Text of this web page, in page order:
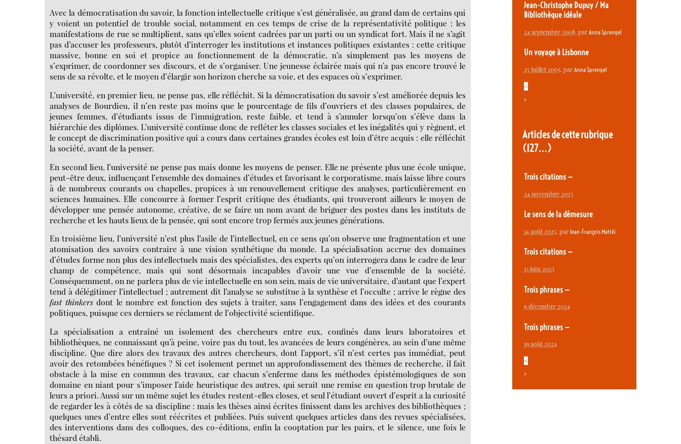
Avec la démocratisation du savoir, la fonction intellectuelle critique s’est généralisée, au grand dam de certains qui
y voient un potentiel de trouble social, notamment en ces temps de crise de la représentativité politique : les
manifestations de rue se multiplient, sans qu’elles soient cadrées par un parti ou un syndicat fort. Mais il ne s’agit
pas d’accuser les professeurs, plutôt d’interroger les institutions et instances politiques existantes : cette critique
massive, bonne en soi et propice au fonctionnement de la démocratie, n’a simplement pas les moyens de
s’exprimer, de coordonner ses discours, et de s’organiser. Une jeunesse éclairée mais qui n’a pas encore trouvé le
sens de sa révolte, et le moyen d’élargir son horizon cherche sa voie, et des espaces où s’exprimer.
L’université, en premier lieu, ne pense pas, elle réfléchit. Si la démocratisation du savoir s’est améliorée depuis les
analyses de Bourdieu, il n’en reste pas moins que le pourcentage de fils d’ouvriers et des classes populaires, de
jeunes femmes, d’étudiants issus de l’immigration, reste faible, et tend à s’annuler lorsqu’on s’élève dans la
hiérarchie des diplômes. L’université continue donc de refléter les classes sociales et les inégalités qui y règnent, et
le concept de discrimination positive qui a cours dans certaines grandes écoles est loin d’être acquis : elle réfléchit
la société, avant de la penser.
En second lieu, l’université ne pense pas mais donne les moyens de penser. Elle ne présente plus une école unique,
peut-être deux, influençant l’ensemble des domaines d’études et favorisant le corporatisme, mais laisse libre cours
à de nombreux courants ou chapelles, propices à un renouvellement critique des analyses, particulièrement en
sciences humaines. Elle concourre à former l’esprit critique des étudiants, qui trouveront ailleurs le moyen de
développer une pensée autonome, créative, de se faire un nom avant de briguer des postes dans les instituts de
recherche et les hauts lieux de la pensée, qui sont encore trop fermés aux jeunes générations.
En troisième lieu, l’université n’est plus l’asile de l’intellectuel, en ce sens qu’on observe une fragmentation et une
atomisation des savoirs contraire à une vision synthétique du monde. La spécialisation accrue des domaines
d’études forme non plus des intellectuels mais des spécialistes, des experts qu’on interrogera dans le cadre de leur
champ de compétence, mais qui sont désormais incapables d’avoir une vue d’ensemble de la société.
Conséquemment, on ne parlera plus de vie intellectuelle en son sein, mais de vie universitaire, d’autant que l’expert
tend à délégitimer l’intellectuel ; autrement dit l’analyse se substitue à la synthèse et l’occulte ; arrive le règne des
fast thinkersdont le nombre est fonction des sujets à traiter, sans l’engagement dans des idées et des courants
politiques, puisque ces derniers se réclament de l’objectivité scientifique.
La spécialisation a entraîné un isolement des chercheurs entre eux, confinés dans leurs laboratoires et
bibliothèques, ne connaissant qu’à peine, voire pas du tout, les avancées de leurs congénères, au sein d’une même
discipline. Que dire alors des travaux des autres chercheurs, dont l’apport, s’il n’est certes pas immédiat, peut
avoir des retombées bénéfiques ? Si cet isolement permet un approfondissement des thèmes de recherche, il fait
obstacle à la mise en commun des travaux, car chacun s’enferme dans les méthodes épistémologiques de son
domaine en niant pour s’imposer l’aide heuristique des autres, qui serait une remise en question trop brutale de
leurs a priori. Aussi sur un même sujet les études restent-elles closes, et seul l’étudiant ouvert d’esprit a la curiosité
de regarder les à côtés de sa discipline : mais les thèses ainsi écrites finissent dans les archives des bibliothèques ;
quelques unes d’entre elles sont réécrites et publiées. Puis suivent quelques articles dans des revues spécialisées,
des interventions dans des colloques, des co-éditions, enfin la cooptation par les pairs, et le silence, une fois le
thésard établi.
Jean-Christophe Dupuy / Ma
Bibliothèque idéale
24 septembre 2008, par Anna Sprengel
Un voyage à Lisbonne
25 juillet 2005, par Anna Sprengel
<
>
Articles de cette rubrique
(127…)
Trois citations —
24 novembre 2025
Le sens de la démesure
14 août 2025, par Jean-François Mattéi
Trois citations —
13 juin 2025
Trois phrases —
9 décembre 2024
Trois phrases —
19 août 2024
<
>